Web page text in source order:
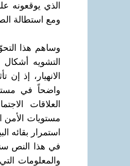
الذي يوقعونه
ومع استطالة
وساهم هذا
التشويه
الانهيار، إذ
واضحاً في
العلاقات
مستويات الأمن
استمرار بقائه
في هذا النص
والمعلومات